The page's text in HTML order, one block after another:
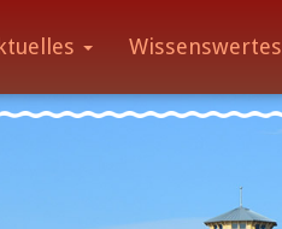
Wissenswertes